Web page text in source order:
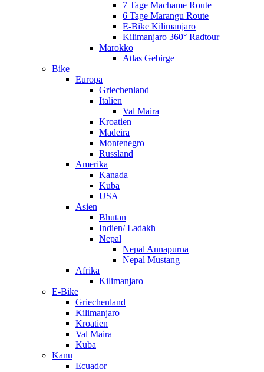
7 Tage Machame Route
6 Tage Marangu Route
E-Bike Kilimanjaro
Kilimanjaro 360° Radtour
Marokko
Atlas Gebirge
Bike
Europa
Griechenland
Italien
Val Maira
Kroatien
Madeira
Montenegro
Russland
Amerika
Kanada
Kuba
USA
Asien
Bhutan
Indien/ Ladakh
Nepal
Nepal Annapurna
Nepal Mustang
Afrika
Kilimanjaro
E-Bike
Griechenland
Kilimanjaro
Kroatien
Val Maira
Kuba
Kanu
Ecuador